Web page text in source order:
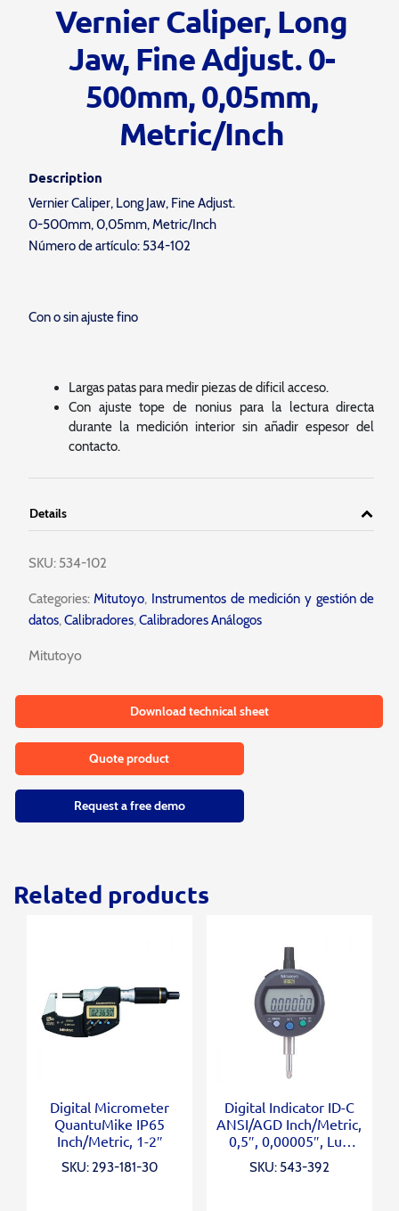
Vernier Caliper, Long
Jaw, Fine Adjust. 0-
500mm, 0,05mm,
Metric/Inch
Description
Vernier Caliper, Long Jaw, Fine Adjust.
0-500mm, 0,05mm, Metric/Inch
Número de artículo: 534-102
Con o sin ajuste fino
Largas patas para medir piezas de dificil acceso.
Con ajuste tope de nonius para la lectura directa
durante la medición interior sin añadir espesor del
contacto.
Details
SKU: 534-102
Categories:Mitutoyo, Instrumentos de medición y gestión de
datos, Calibradores, Calibradores Análogos
Mitutoyo
Download technical sheet
Quote product
Request a free demo
Related products
Digital Micrometer
QuantuMike IP65
Inch/Metric, 1-2″
SKU: 293-181-30
Digital Indicator ID-C
ANSI/AGD Inch/Metric,
0,5″, 0,00005″, Lug
Back
SKU: 543-392